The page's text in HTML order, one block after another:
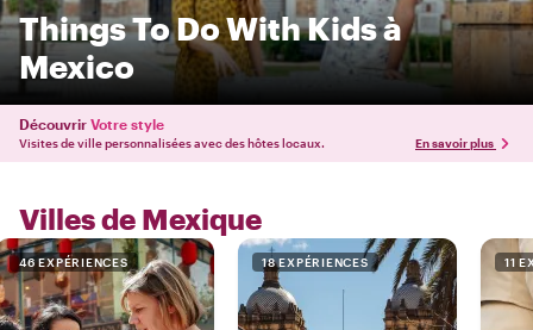
Things To Do With Kids à
Mexico
Découvrir Votre style
Visites de ville personnalisées avec des hôtes locaux. En savoir plus
Villes de Mexique
46 EXPÉRIENCES 18 EXPÉRIENCES 11